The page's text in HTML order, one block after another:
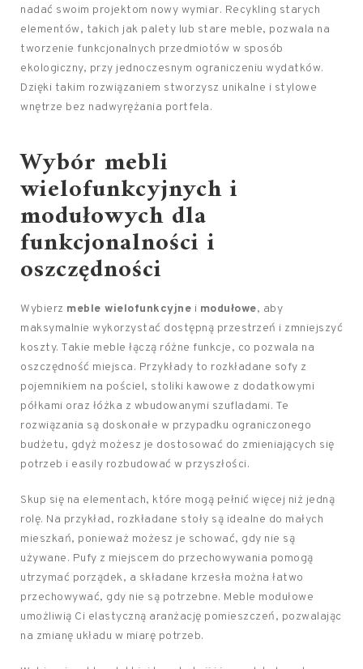
nadać swoim projektom nowy wymiar. Recykling starych
elementów, takich jak palety lub stare meble, pozwala na
tworzenie funkcjonalnych przedmiotów w sposób
ekologiczny, przy jednoczesnym ograniczeniu wydatków.
Dzięki takim rozwiązaniem stworzysz unikalne i stylowe
wnętrze bez nadwyrężania portfela.
Wybór mebli
wielofunkcyjnych i
modułowych dla
funkcjonalności i
oszczędności
Wybierz meble wielofunkcyjne i modułowe, aby
maksymalnie wykorzystać dostępną przestrzeń i zmniejszyć
koszty. Takie meble łączą różne funkcje, co pozwala na
oszczędność miejsca. Przykłady to rozkładane sofy z
pojemnikiem na pościel, stoliki kawowe z dodatkowymi
półkami oraz łóżka z wbudowanymi szufladami. Te
rozwiązania są doskonałe w przypadku ograniczonego
budżetu, gdyż możesz je dostosować do zmieniających się
potrzeb i easily rozbudować w przyszłości.
Skup się na elementach, które mogą pełnić więcej niż jedną
rolę. Na przykład, rozkładane stoły są idealne do małych
mieszkań, ponieważ możesz je schować, gdy nie są
używane. Pufy z miejscem do przechowywania pomogą
utrzymać porządek, a składane krzesła można łatwo
przechowywać, gdy nie są potrzebne. Meble modułowe
umożliwią Ci elastyczną aranżację pomieszczeń, pozwalając
na zmianę układu w miarę potrzeb.